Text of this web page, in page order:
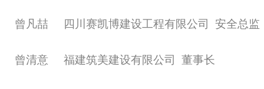
曾凡喆 四川赛凯博建设工程有限公司 安全总监
曾清意 福建筑美建设有限公司 董事长